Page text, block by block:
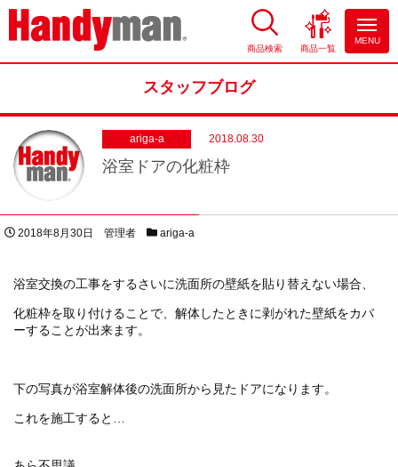
お風呂やキッチンのリフォーム
商品検索 商品一覧
MENU
スタッフブログ
ariga-a 2018.08.30
浴室ドアの化粧枠
投稿日
2018年8月30日 著者
管理者 スタッフブログカテゴリー
ariga-a
浴室交換の工事をするさいに洗面所の壁紙を貼り替えない場合、
化粧枠を取り付けることで、解体したときに剥がれた壁紙をカバ
ーすることが出来ます。
下の写真が浴室解体後の洗面所から見たドアになります。
これを施工すると…